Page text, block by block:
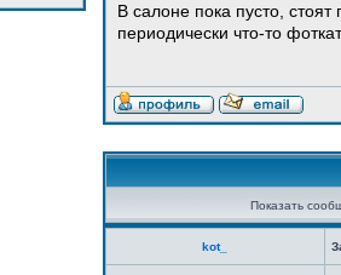
В салоне пока пусто,
периодически что-то
Показать
kot_